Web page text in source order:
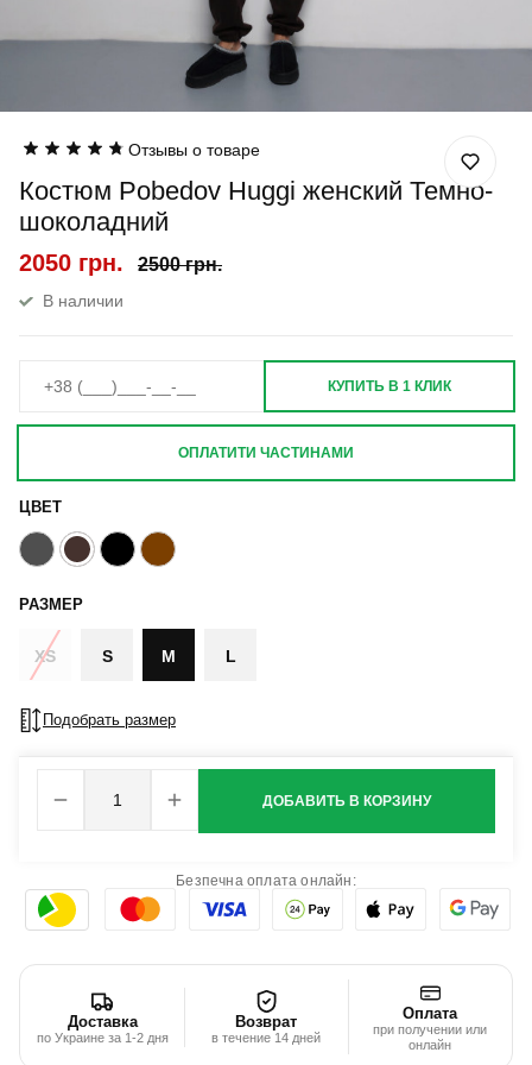
Отзывы о товаре
Костюм Pobedov Huggi женский Темно-
шоколадний
2050 грн. 2500 грн.
В наличии
ЦВЕТ
РАЗМЕР
XS S M L
Подобрать размер
ДОБАВИТЬ В КОРЗИНУ
КУПИТЬ В 1 КЛИК
ОПЛАТИТИ ЧАСТИНАМИ
Безпечна оплата онлайн:
Доставка
по Украине за 1-2 дня
Возврат
в течение 14 дней
Оплата
при получении или
онлайн